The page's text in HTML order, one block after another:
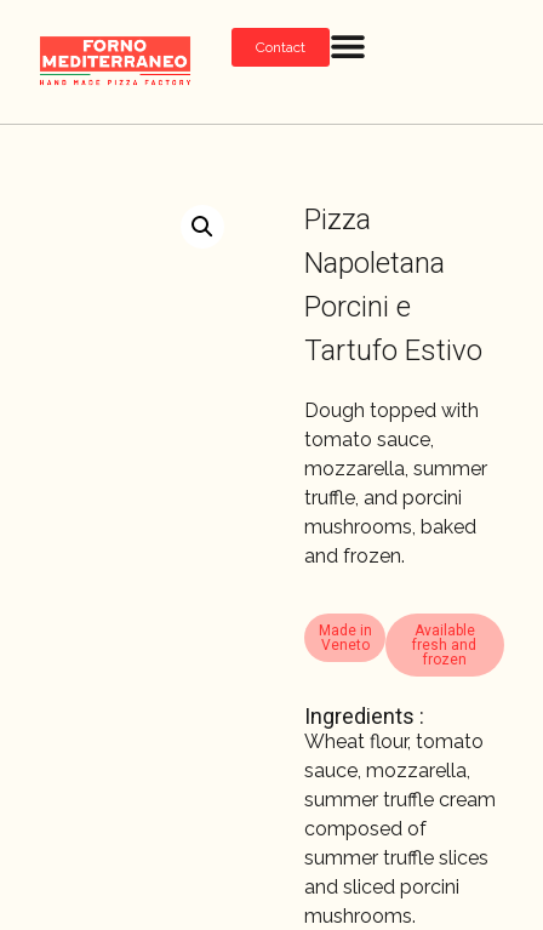
Contact
Pizza
Napoletana
Porcini e
Tartufo Estivo
Dough topped with
tomato sauce,
mozzarella, summer
truffle, and porcini
mushrooms, baked
and frozen.
Made in
Veneto
Available
fresh and
frozen
Ingredients :
Wheat flour, tomato
sauce, mozzarella,
summer truffle cream
composed of
summer truffle slices
and sliced porcini
mushrooms.